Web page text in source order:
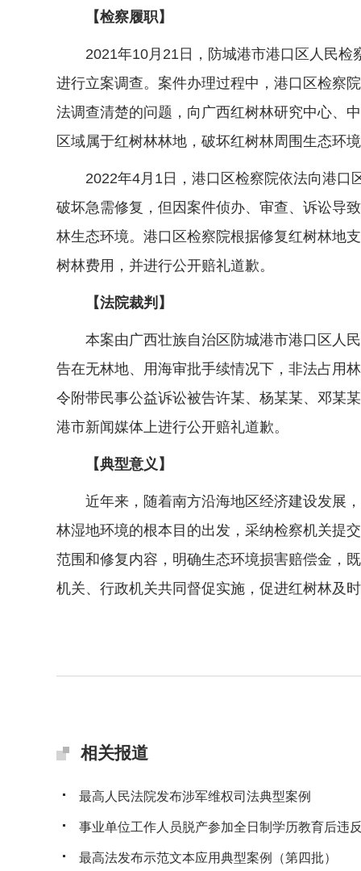
【检察履职】
2021年10月21日，防城港市港口区人民检
进行立案调查。案件办理过程中，港口区检察
法调查清楚的问题，向广西红树林研究中心、
区域属于红树林林地，破坏红树林周围生态环
2022年4月1日，港口区检察院依法向港口
破坏急需修复，但因案件侦办、审查、诉讼导
林生态环境。港口区检察院根据修复红树林地
树林费用，并进行公开赔礼道歉。
【法院裁判】
本案由广西壮族自治区防城港市港口区人民
告在无林地、用海审批手续情况下，非法占用
令附带民事公益诉讼被告许某、杨某某、邓某
港市新闻媒体上进行公开赔礼道歉。
【典型意义】
近年来，随着南方沿海地区经济建设发展，
林湿地环境的根本目的出发，采纳检察机关提
范围和修复内容，明确生态环境损害赔偿金，
机关、行政机关共同督促实施，促进红树林及
相关报道
最高人民法院发布涉军维权司法典型案例
事业单位工作人员脱产参加全日制学历教育后违
最高法发布示范文本应用典型案例（第四批）